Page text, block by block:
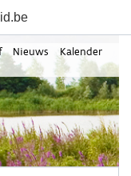
Nieuws
Kalender